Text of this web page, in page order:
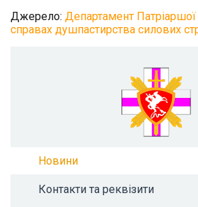
Джерело: Департамент
справах душпастирства силових
Новини
Контакти та реквізити